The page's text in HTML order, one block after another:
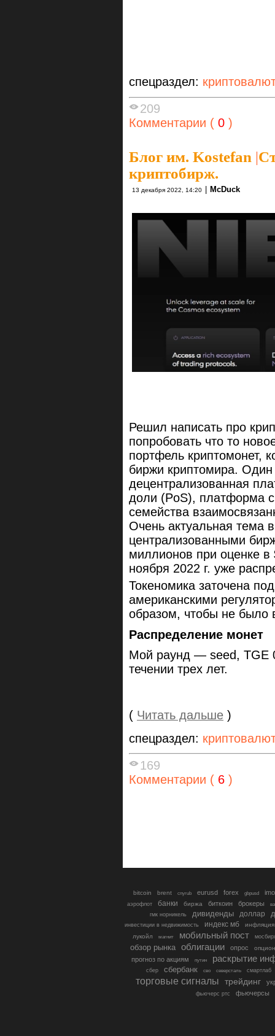
спецраздел:
209
Комментарии ( 0 )
Блог им. Kostefan |
криптобирж.
13 декабря 2022, 14:20 McDuck
Решил написать про
попробовать что то
портфель криптомонет,
биржи криптомира.
децентрализованная
доли (PoS), платформа
семейства
Очень актуальная тема
централизованными
миллионов при оценке
ноября 2022 г. уже
Токеномика заточена
американскими
образом, чтобы не было
Распределение монет
Мой раунд — seed, TGE
течении трех лет.
( Читать дальше )
спецраздел:
169
Комментарии ( 6 )
bitcoin brent cnyrub eurusd forex gbpusd
аэрофлот банки биржа биткоин брокеры
гмк норникель
дивиденды доллар
инвестиции в недвижимость индекс мб
инфляция
лукойл
магнит мобильный пост
обзор рынка облигации опрос
прогноз по акциям путин раскрытие
сбер сбербанк сво северсталь смартлаб
торговые сигналы трейдинг
фьючерс ртс фьючерсы